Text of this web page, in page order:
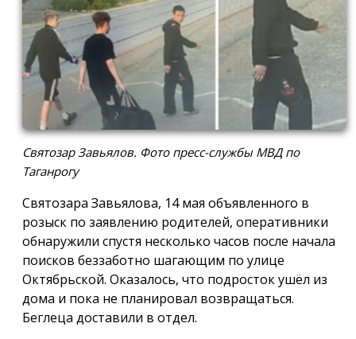
Святозар Завьялов. Фото пресс-службы МВД по
Таганрогу
Святозара Завьялова, 14 мая объявленного в
розыск по заявлению родителей, оперативники
обнаружили спустя несколько часов после начала
поисков беззаботно шагающим по улице
Октябрьской. Оказалось, что подросток ушёл из
дома и пока не планировал возвращаться.
Беглеца доставили в отдел.